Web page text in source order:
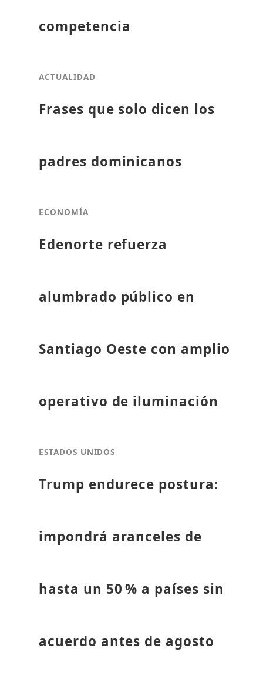
competencia
ACTUALIDAD
Frases que solo dicen los
padres dominicanos
ECONOMÍA
Edenorte refuerza
alumbrado público en
Santiago Oeste con amplio
operativo de iluminación
ESTADOS UNIDOS
Trump endurece postura:
impondrá aranceles de
hasta un 50 % a países sin
acuerdo antes de agosto